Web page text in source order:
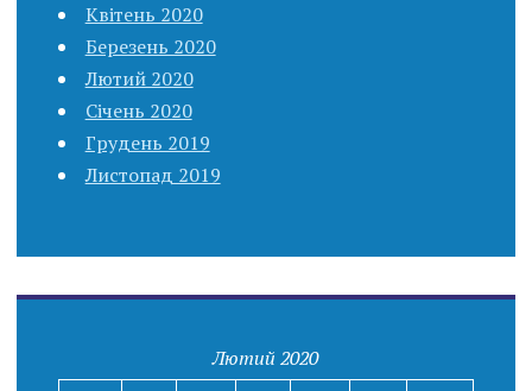
Квітень 2020
Березень 2020
Лютий 2020
Січень 2020
Грудень 2019
Листопад 2019
Лютий 2020